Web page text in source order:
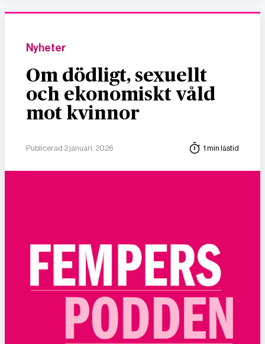
Nyheter
Om dödligt, sexuellt
och ekonomiskt våld
mot kvinnor
Publicerad 2 januari, 2026 1 min lästid